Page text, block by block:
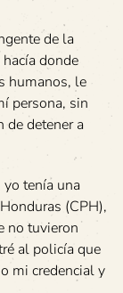
de la
donde
humanos, le
persona, sin
de detener a
tenía una
(CPH),
no tuvieron
al policía que
mi credencial y